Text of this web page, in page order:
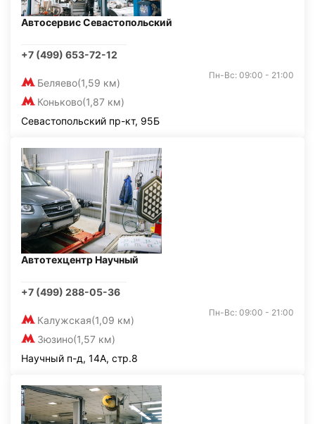
Автосервис Севастопольский
+7 (499) 653-72-12
Беляево(1,59 км)
Коньково(1,87 км)
Пн-Вс: 09:00 - 21:00
Севастопольский пр-кт, 95Б
Автотехцентр Научный
+7 (499) 288-05-36
Калужская(1,09 км)
Зюзино(1,57 км)
Пн-Вс: 09:00 - 21:00
Научный п-д, 14А, стр.8